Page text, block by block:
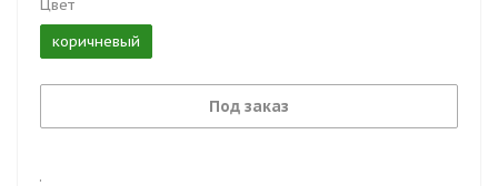
Цвет
коричневый
Под заказ
.